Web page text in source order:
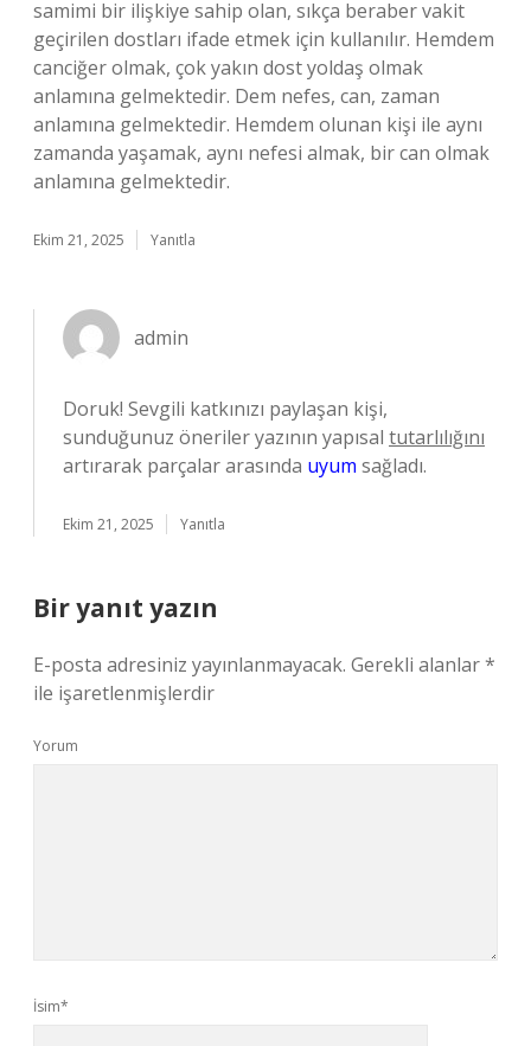
samimi bir ilişkiye sahip olan, sıkça beraber vakit
geçirilen dostları ifade etmek için kullanılır. Hemdem
canciğer olmak, çok yakın dost yoldaş olmak
anlamına gelmektedir. Dem nefes, can, zaman
anlamına gelmektedir. Hemdem olunan kişi ile aynı
zamanda yaşamak, aynı nefesi almak, bir can olmak
anlamına gelmektedir.
Ekim 21, 2025 Yanıtla
admin
Doruk! Sevgili katkınızı paylaşan kişi,
sunduğunuz öneriler yazının yapısal tutarlılığını
artırarak parçalar arasında uyum sağladı.
Ekim 21, 2025 Yanıtla
Bir yanıt yazın
E-posta adresiniz yayınlanmayacak. Gerekli alanlar*
ile işaretlenmişlerdir
Yorum
İsim*